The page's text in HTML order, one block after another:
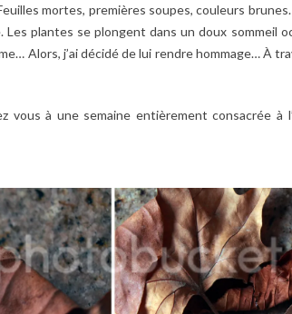
mortes, premières soupes, couleurs
Les plantes se plongent dans un doux sommeil
Alors, j’ai décidé de lui rendre hommage… À
vous à une semaine entièrement consacrée à